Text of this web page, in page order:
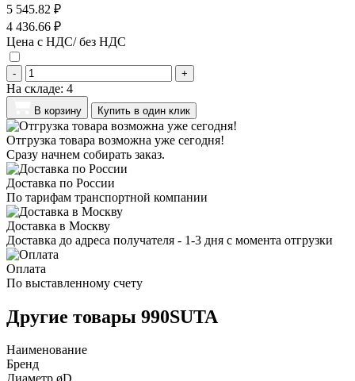
5 545.82 ₽
4 436.66 ₽
Цена с НДС/ без НДС
- +
На складе: 4
В корзину Купить в один клик
Отгрузка товара возможна уже сегодня!
Сразу начнем собирать заказ.
Доставка по России
По тарифам транспортной компании
Доставка в Москву
Доставка до адреса получателя - 1-3 дня с момента отгрузки
Оплата
По выставленному счету
Другие товары 990SUTA
Наименование
Бренд